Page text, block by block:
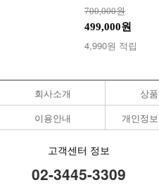
700,000원
499,000원
4,990원 적립
회사소개 상
이용안내
개인정
고객센터 정보
02-3445-3309